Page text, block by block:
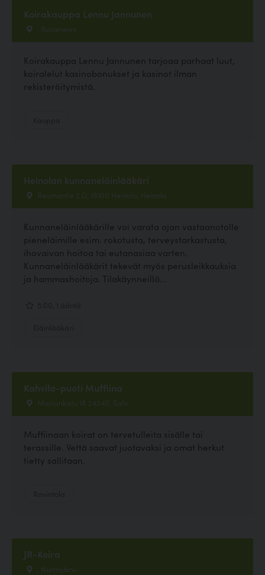
Koirakauppa Lennu Jannunen
, Rovaniemi
Koirakauppa Lennu Jannunen tarjoaa parhaat luut,
koiralelut kasinobonukset ja kasinot ilman
rekisteröitymistä.
Heinolan kunnaneläinlääkäri
Reumantie 2 D, 18100 Heinola, Heinola
Kunnaneläinlääkärille voi varata ajan vastaanotolle
pieneläimille esim. rokotusta, terveystarkastusta,
ihovaivan hoitoa tai eutanasiaa varten.
Kunnaneläinlääkärit tekevät myös perusleikkauksia
ja hammashoitoja. Tilakäynneillä...
Kahvila-puoti Muffiina
Mariankatu 18 24240, Salo
Muffiinaan koirat on tervetulleita sisälle tai
terassille. Vettä saavat juotavaksi ja omat herkut
tietty sallitaan.
JR-Koira
, Nurmijärvi